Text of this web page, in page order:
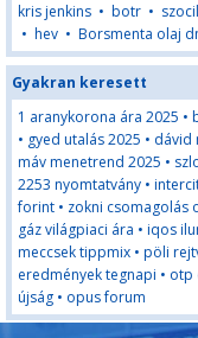
kris jenkins • botr •
• hev • Borsmenta olaj
Gyakran keresett
1 aranykorona ára 2025 •
• gyed utalás 2025 • dávid
máv menetrend 2025 •
2253 nyomtatvány •
forint • zokni csomagolás
gáz világpiaci ára • iqos
meccsek tippmix • pöli
eredmények tegnapi • otp
újság • opus forum